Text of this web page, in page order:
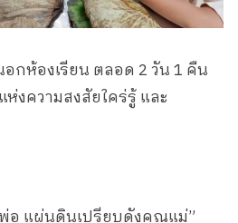
กห้องเรียน ตลอด 2 วัน 1 คืน
งความสงสัยใคร่รู้ และ
อ แผ่นดินเปรียบดังคุณแม่”